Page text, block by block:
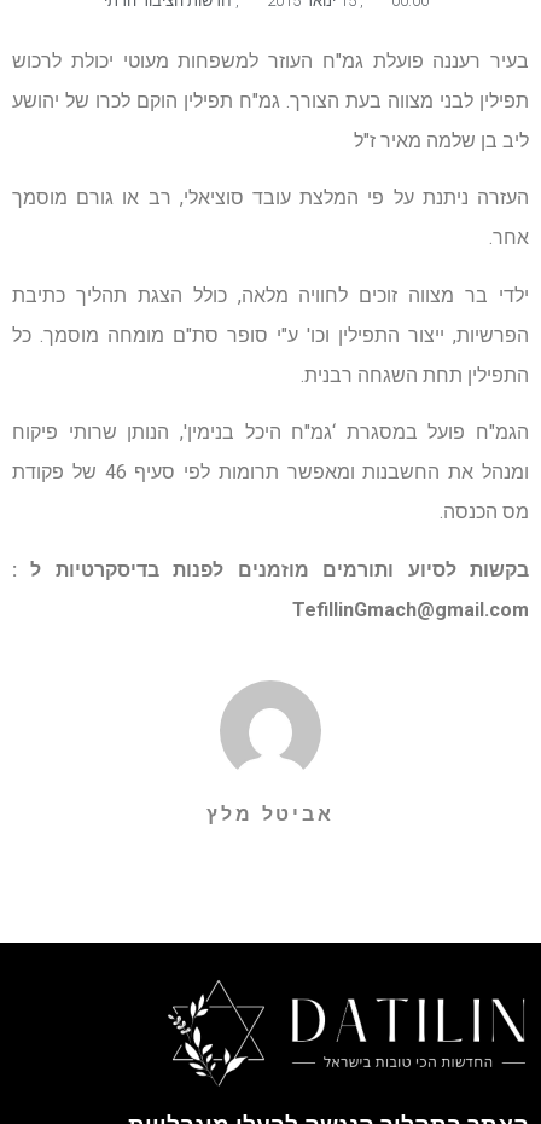
בעיר רעננה פועלת גמ"ח העוזר למשפחות מעוטי יכולת לרכוש
תפילין לבני מצווה בעת הצורך. גמ"ח תפילין הוקם לכרו של יהושע
ליב בן שלמה מאיר ז"ל
העזרה ניתנת על פי המלצת עובד סוציאלי, רב או גורם מוסמך
אחר.
ילדי בר מצווה זוכים לחוויה מלאה, כולל הצגת תהליך כתיבת
הפרשיות, ייצור התפילין וכו' ע"י סופר סת"ם מומחה מוסמך. כל
התפילין תחת השגחה רבנית.
הגמ"ח פועל במסגרת ‘גמ"ח היכל בנימין', הנותן שרותי פיקוח
ומנהל את החשבנות ומאפשר תרומות לפי סעיף 46 של פקודת
מס הכנסה.
בקשות לסיוע ותורמים מוזמנים לפנות בדיסקרטיות ל :
TefillinGmach@gmail.com
אביטל מלץ